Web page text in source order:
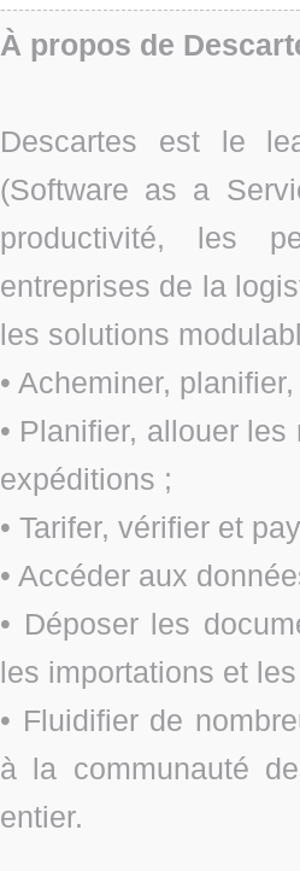
À propos de
Descartes est le
(Software as a
productivité, les
entreprises de la
les solutions
• Acheminer,
• Planifier, allouer
expéditions ;
• Tarifer, vérifier et
• Accéder aux
• Déposer les
les importations et
• Fluidifier de
à la communauté
entier.